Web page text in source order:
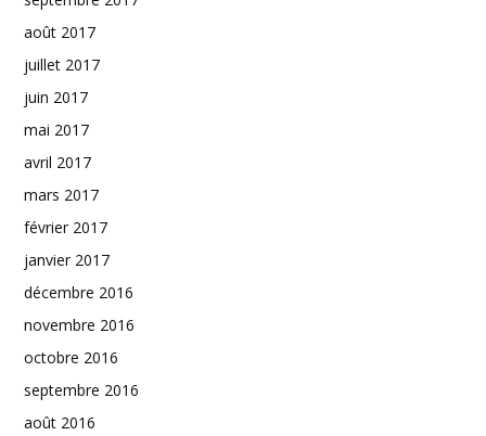
août 2017
juillet 2017
juin 2017
mai 2017
avril 2017
mars 2017
février 2017
janvier 2017
décembre 2016
novembre 2016
octobre 2016
septembre 2016
août 2016